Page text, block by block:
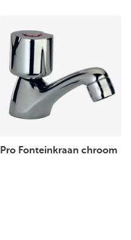
Pro Fonteinkraan chroom